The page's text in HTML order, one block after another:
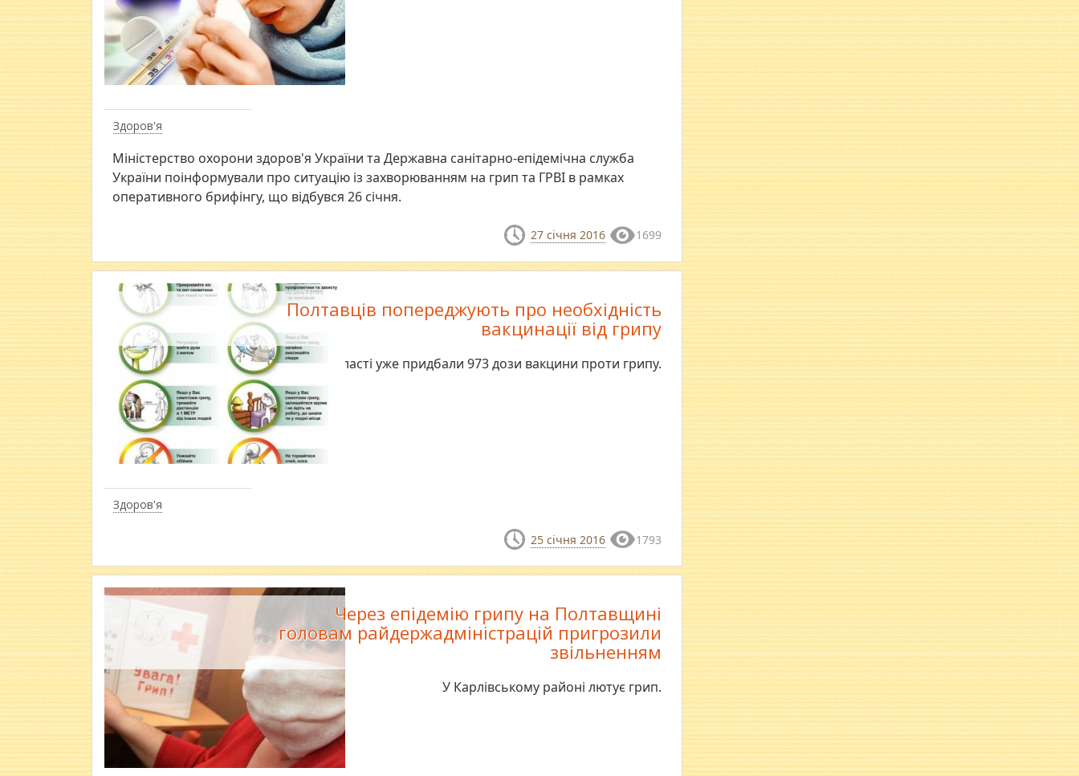
Здоров'я
Міністерство охорони здоров'я України та Державна санітарно-епідемічна служба
України поінформували про ситуацію із захворюванням на грип та ГРВІ в рамках
оперативного брифінгу, що відбувся 26 січня.
27 січня 2016 1699
Здоров'я
Полтавців попереджують про необхідність
вакцинації від грипу
В області уже придбали 973 дози вакцини проти грипу.
25 січня 2016 1793
Через епідемію грипу на Полтавщині
головам райдержадміністрацій пригрозили
звільненням
У Карлівському районі лютує грип.